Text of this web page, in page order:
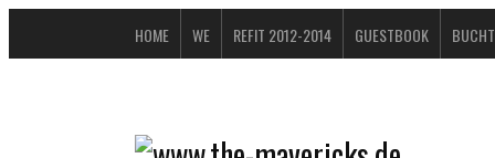
HOME WE REFIT 2012-2014 GUESTBOOK